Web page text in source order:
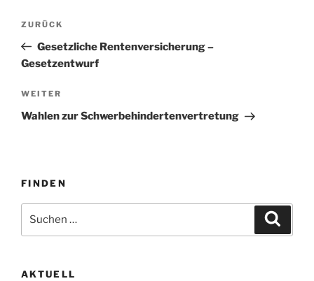
Beitragsnavigation
Vorheriger
Beitrag
ZURÜCK
Gesetzliche Rentenversicherung –
Gesetzentwurf
Nächster
Beitrag
WEITER
Wahlen zur Schwerbehindertenvertretung
FINDEN
nach:
AKTUELL